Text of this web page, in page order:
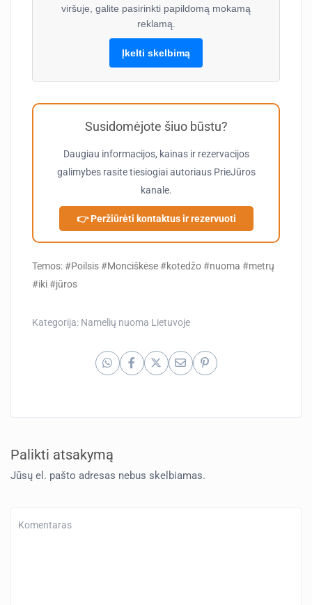
viršuje, galite pasirinkti papildomą mokamą
reklamą.
Įkelti skelbimą
Susidomėjote šiuo būstu?
Daugiau informacijos, kainas ir rezervacijos
galimybes rasite tiesiogiai autoriaus PrieJūros
kanale.
👉 Peržiūrėti kontaktus ir rezervuoti
Temos: #Poilsis #Monciškėse #kotedžo #nuoma #metrų
#iki #jūros
Kategorija: Namelių nuoma Lietuvoje
Palikti atsakymą
Jūsų el. pašto adresas nebus skelbiamas.